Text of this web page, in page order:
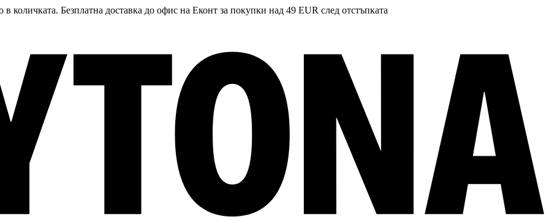
количката. Безплатна доставка до офис на Еконт за покупки над 49 EUR след отстъпката